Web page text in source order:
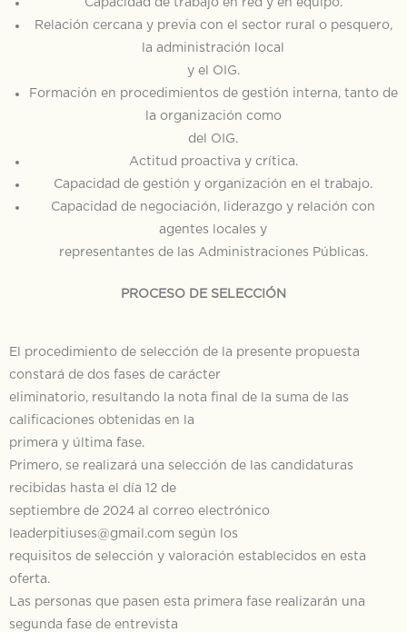
Capacidad de trabajo en red y en equipo.
Relación cercana y previa con el sector rural o pesquero,
la administración local
y el OIG.
Formación en procedimientos de gestión interna, tanto de
la organización como
del OIG.
Actitud proactiva y crítica.
Capacidad de gestión y organización en el trabajo.
Capacidad de negociación, liderazgo y relación con
agentes locales y
representantes de las Administraciones Públicas.
PROCESO DE SELECCIÓN
El procedimiento de selección de la presente propuesta
constará de dos fases de carácter
eliminatorio, resultando la nota final de la suma de las
calificaciones obtenidas en la
primera y última fase.
Primero, se realizará una selección de las candidaturas
recibidas hasta el día 12 de
septiembre de 2024 al correo electrónico
leaderpitiuses@gmail.com según los
requisitos de selección y valoración establecidos en esta
oferta.
Las personas que pasen esta primera fase realizarán una
segunda fase de entrevista